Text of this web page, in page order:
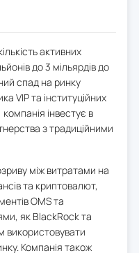
активних
до 3 мільярдів до
спад на ринку
VIP та інституційних
інвестує в
з традиційними
між витратами на
та криптовалют,
OMS та
як BlackRock та
використовувати
Компанія також